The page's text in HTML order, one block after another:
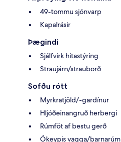
49-tommu sjónvarp
Kapalrásir
Þægindi
Sjálfvirk hitastýring
Straujárn/strauborð
Sofðu rótt
Myrkratjöld/-gardínur
Hljóðeinangruð herbergi
Rúmföt af bestu gerð
Ókeypis vagga/barnarúm